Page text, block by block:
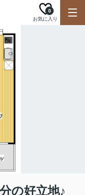
お気に入り
0
の好立地♪